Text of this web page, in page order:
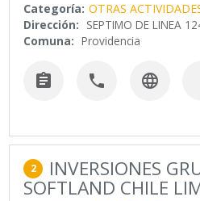
Categoría: OTRAS
Dirección: SEPTIMO DE LINEA
Comuna: Providencia
  
2 INVERSIONES
SOFTLAND CHILE